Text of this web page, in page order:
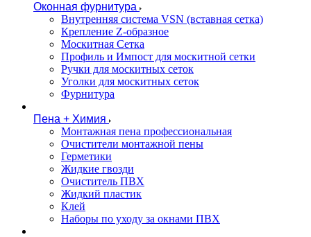
Оконная фурнитура
Внутренняя система VSN (вставная сетка)
Крепление Z-образное
Москитная Сетка
Профиль и Импост для москитной сетки
Ручки для москитных сеток
Уголки для москитных сеток
Фурнитура
Пена + Химия
Монтажная пена профессиональная
Очистители монтажной пены
Герметики
Жидкие гвозди
Очиститель ПВХ
Жидкий пластик
Клей
Наборы по уходу за окнами ПВХ